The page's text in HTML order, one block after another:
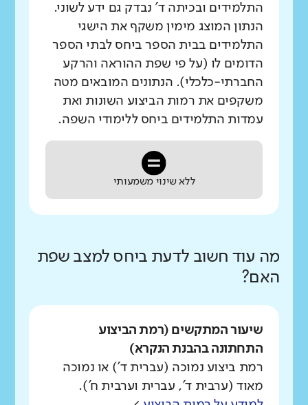
התלמידים ובכיתה ד' נבדק גם ידע לשוני.
הנתון המוצג מימין משקף את הישגי
התלמידים בבית הספר ביחס לבתי הספר
הדומים לו (על פי שפת ההוראה והרקע
החברתי-כלכלי). הנתונים המובאים מטה
משקפים את רמות הביצוע השונות ואת
עמדות התלמידים ביחס ללימודי השפה.
ללא שינוי משמעותי
מה עוד חשוב לדעת ביחס למצב שפת
האם?
שיעור המתקשים (רמת הביצוע
התחתונה בהבנת הנקרא)
רמת ביצוע נמוכה (עברית ד') או נמוכה
מאוד (ערבית ד', עברית וערבית ח').